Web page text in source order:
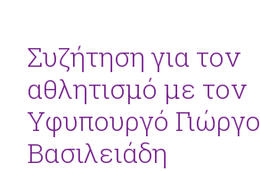
Συζήτηση για τον
αθλητισμό με τον
Υφυπουργό Γιώργο
Βασιλειάδη